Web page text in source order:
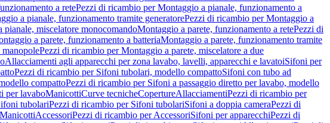
a retePezzi di ricambio per Montaggio a pianale, funzionamento a
a pianale, funzionamento tramite generatorePezzi di ricambio per Montaggio a
miscelatore monocomandoMontaggio a parete, funzionamento a retePezzi di
a parete, funzionamento a batteriaMontaggio a parete, funzionamento tramite
manopolePezzi di ricambio per Montaggio a parete, miscelatore a due
Allacciamenti agli apparecchi per zona lavabo, lavelli, apparecchi e lavatoiSifoni per
Pezzi di ricambio per Sifoni tubolari, modello compattoSifoni con tubo ad
compattoPezzi di ricambio per Sifoni a passaggio diretto per lavabo, modello
per lavaboManicottiCurve tecnicheCopertureAllacciamentiPezzi di ricambio per
tubolariPezzi di ricambio per Sifoni tubolariSifoni a doppia cameraPezzi di
AccessoriPezzi di ricambio per AccessoriSifoni per apparecchiPezzi di